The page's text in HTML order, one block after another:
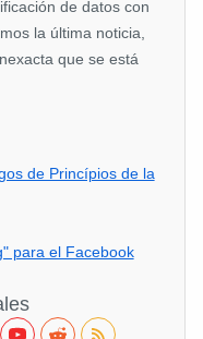
de datos con
la última noticia,
que se está
de Princípios de la
para el Facebook